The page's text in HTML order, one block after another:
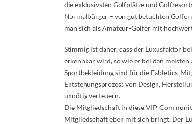
die exklusivsten Golfplätze und
Normalbürger – von gut betuchten
man sich als Amateur-Golfer mit
Stimmig ist daher, dass der Luxusfaktor
erkennbar wird, so wie es bei den meisten
Sportbekleidung sind für die Fabletics-
Entstehungsprozess von Design,
unnötig verteuern.
Die Mitgliedschaft in diese VIP-
Mitgliedschaft eben mit sich bringt. Der